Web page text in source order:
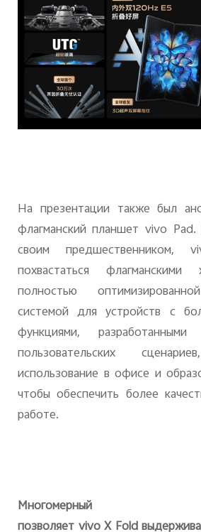
На презентации также был
флагманский планшет vivo Pad.
своим предшественником,
похвастаться флагманскими
полностью
системой для устройств с
функциями,
пользовательских
использование в офисе и
чтобы обеспечить более
работе.
Многомерный
позволяет vivo X Fold